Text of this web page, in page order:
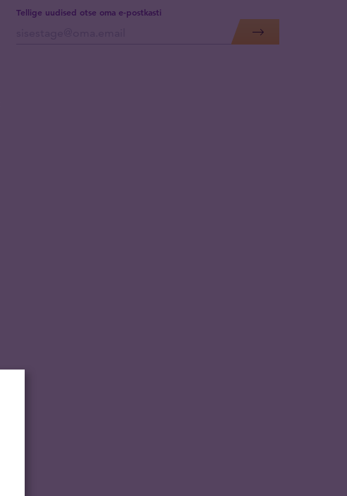
Tellige uudised otse oma e-postkasti